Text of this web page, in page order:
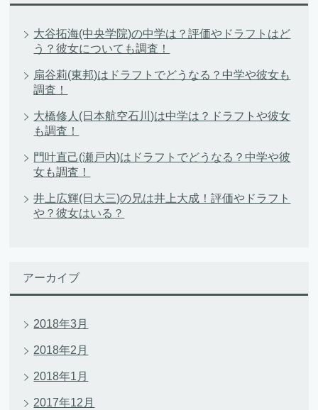
大谷拓海(中央学院)の中学は？評価やドラフトはど
う？彼女についても調査！
扇谷莉(東邦)はドラフトでどうなる？中学や彼女も
調査！
大橋修人(日本航空石川)は中学は？ドラフトや彼女
も調査！
門叶直己(瀬戸内)はドラフトでどうなる？中学や彼
女も調査！
井上広輝(日大三)の兄は井上大成！評価やドラフト
や？彼女はいる？
アーカイブ
2018年3月
2018年2月
2018年1月
2017年12月